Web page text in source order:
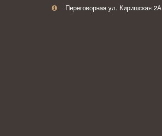
Переговорная ул. Киришская 2А